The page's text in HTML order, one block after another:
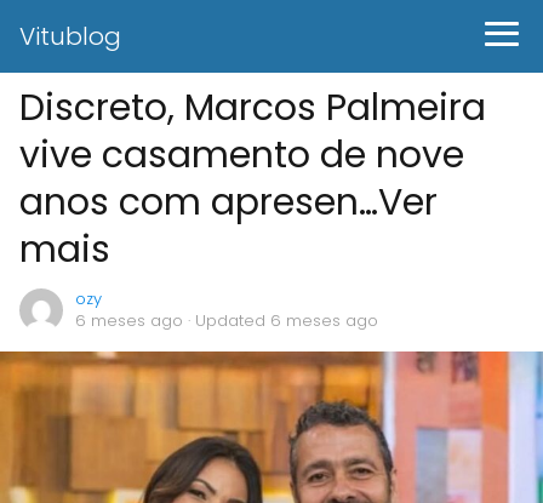
Vitublog
Discreto, Marcos Palmeira
vive casamento de nove
anos com apresen…Ver
mais
ozy
6 meses ago · Updated 6 meses ago